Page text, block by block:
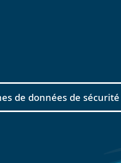
de données de sécurité